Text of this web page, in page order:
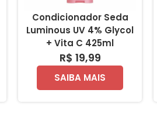
Condicionador Seda
Luminous UV 4% Glycol
+ Vita C 425ml
R$ 19,99
SAIBA MAIS